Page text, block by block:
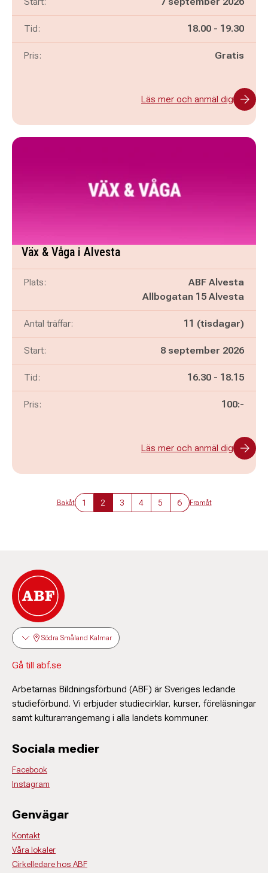
Tid: Pågår mellan
18.00 - och
19.30
Pris: Gratis
Läs mer och anmäl dig
Väx & Våga i Alvesta
Plats:
ABF Alvesta
Allbogatan 15 Alvesta
Antal träffar: 11 (tisdagar)
Start: 8 september 2026
Tid: Pågår mellan
16.30 - och
18.15
Pris: 100:-
Läs mer och anmäl dig
Bakåt 1 2 3 4 5 6 Framåt
Södra Småland Kalmar
Gå till abf.se
Arbetarnas Bildningsförbund (ABF) är Sveriges ledande
studieförbund. Vi erbjuder studiecirklar, kurser, föreläsningar
samt kulturarrangemang i alla landets kommuner.
Sociala medier
Facebook
Instagram
Genvägar
Kontakt
Våra lokaler
Cirkelledare hos ABF